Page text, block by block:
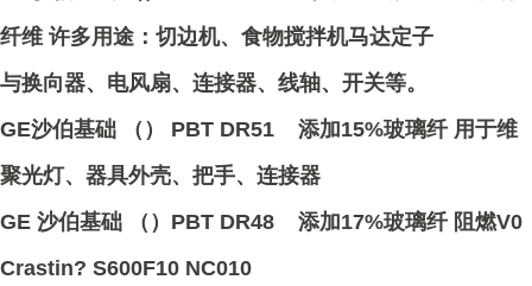
纤维 许多用途：切边机、食物搅拌机马达定子
与换向器、电风扇、连接器、线轴、开关等。
GE沙伯基础 （） PBT DR51 添加15%玻璃纤 用于维
聚光灯、器具外壳、把手、连接器
GE 沙伯基础 （）PBT DR48 添加17%玻璃纤 阻燃V0
Crastin? S600F10 NC010